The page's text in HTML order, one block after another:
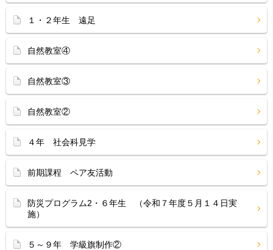
１・２年生 遠足
自然教室④
自然教室③
自然教室②
４年 社会科見学
前期課程 ペア友活動
防災プログラム2・６年生 （令和７年度５月１４日実
施）
５～９年 学級旗制作②